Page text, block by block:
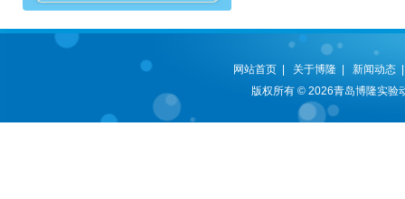
网站首页 关于博隆 |新闻动态
版权所有 © 2026青岛博隆实验